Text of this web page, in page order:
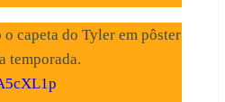
capeta do Tyler em pôster
temporada.